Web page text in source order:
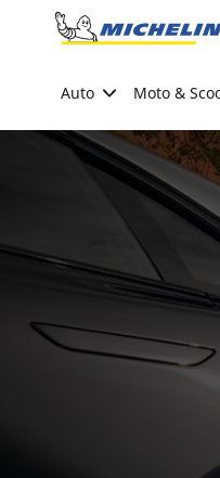
Go to page content
Auto Moto &